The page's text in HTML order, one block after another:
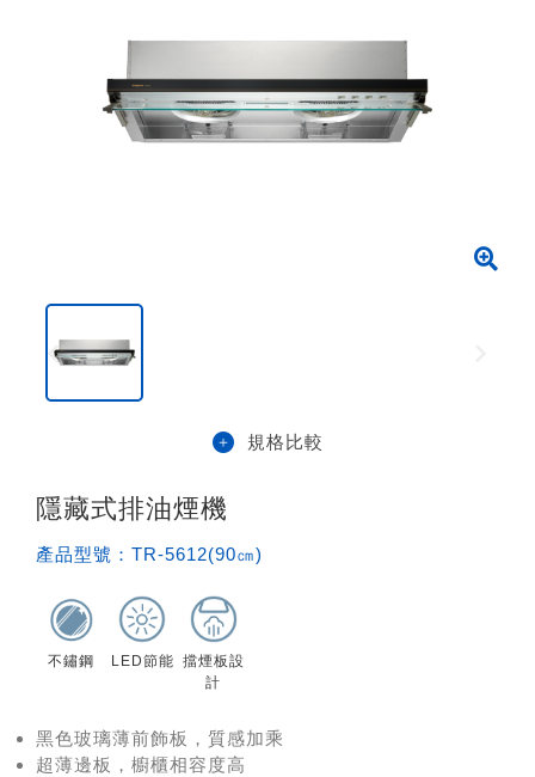
規格比較
隱藏式排油煙機
產品型號： TR-5612(90㎝)
不鏽鋼 LED節能 擋煙板設
計
黑色玻璃薄前飾板，質感加乘
超薄邊板，櫥櫃相容度高